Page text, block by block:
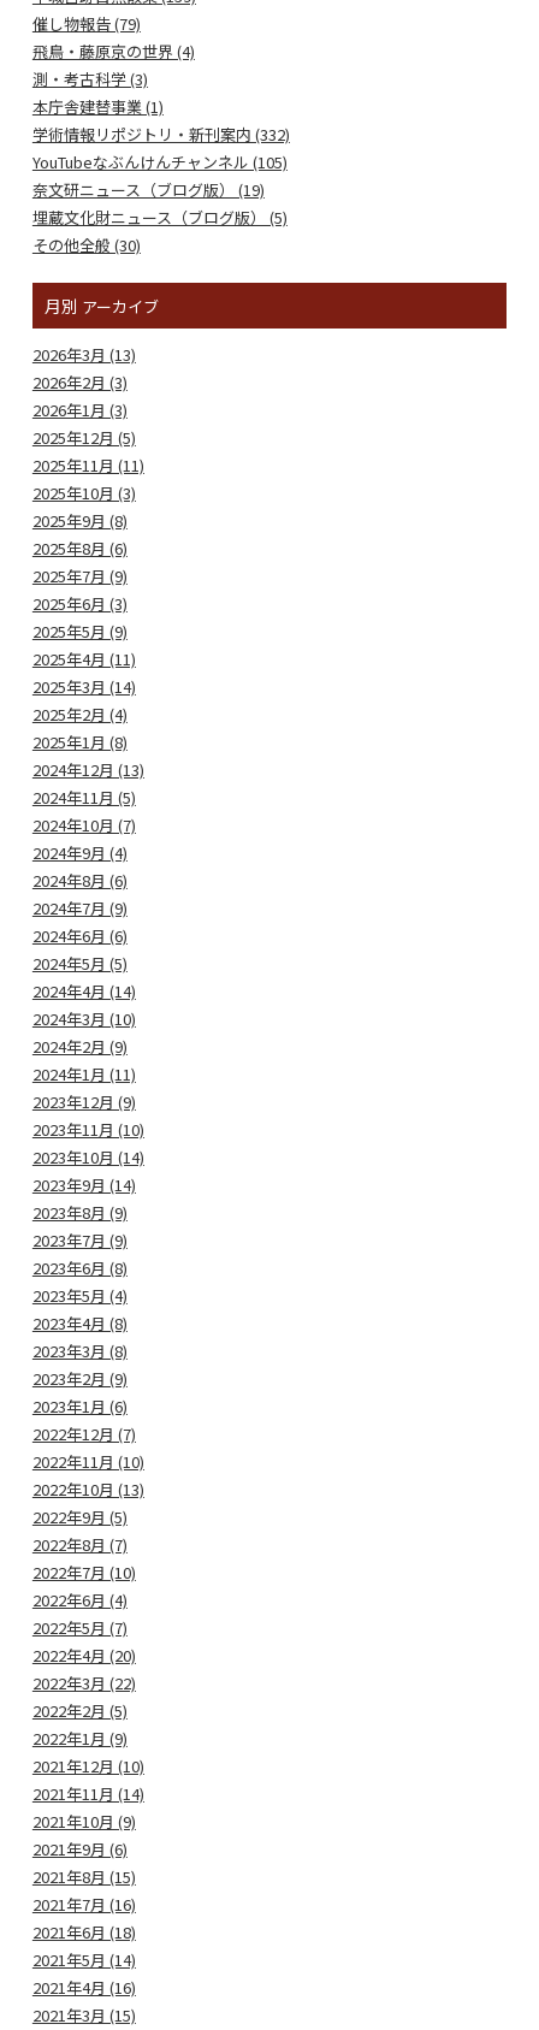
催し物報告 (79)
飛鳥・藤原京の世界 (4)
測・考古科学 (3)
本庁舎建替事業 (1)
学術情報リポジトリ・新刊案内 (332)
YouTubeなぶんけんチャンネル (105)
奈文研ニュース（ブログ版） (19)
埋蔵文化財ニュース（ブログ版） (5)
その他全般 (30)
月別 アーカイブ
2026年3月 (13)
2026年2月 (3)
2026年1月 (3)
2025年12月 (5)
2025年11月 (11)
2025年10月 (3)
2025年9月 (8)
2025年8月 (6)
2025年7月 (9)
2025年6月 (3)
2025年5月 (9)
2025年4月 (11)
2025年3月 (14)
2025年2月 (4)
2025年1月 (8)
2024年12月 (13)
2024年11月 (5)
2024年10月 (7)
2024年9月 (4)
2024年8月 (6)
2024年7月 (9)
2024年6月 (6)
2024年5月 (5)
2024年4月 (14)
2024年3月 (10)
2024年2月 (9)
2024年1月 (11)
2023年12月 (9)
2023年11月 (10)
2023年10月 (14)
2023年9月 (14)
2023年8月 (9)
2023年7月 (9)
2023年6月 (8)
2023年5月 (4)
2023年4月 (8)
2023年3月 (8)
2023年2月 (9)
2023年1月 (6)
2022年12月 (7)
2022年11月 (10)
2022年10月 (13)
2022年9月 (5)
2022年8月 (7)
2022年7月 (10)
2022年6月 (4)
2022年5月 (7)
2022年4月 (20)
2022年3月 (22)
2022年2月 (5)
2022年1月 (9)
2021年12月 (10)
2021年11月 (14)
2021年10月 (9)
2021年9月 (6)
2021年8月 (15)
2021年7月 (16)
2021年6月 (18)
2021年5月 (14)
2021年4月 (16)
2021年3月 (15)